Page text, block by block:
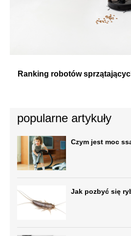
popularne artykuły
Czym jest moc
Jak pozbyć się
Ranking robotów